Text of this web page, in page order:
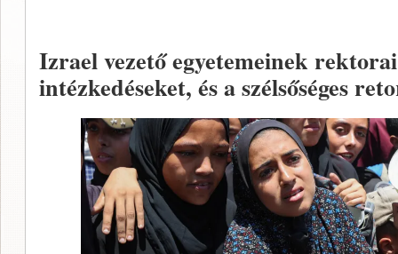
Izrael vezető egyetemeinek
intézkedéseket, és a szélsőséges